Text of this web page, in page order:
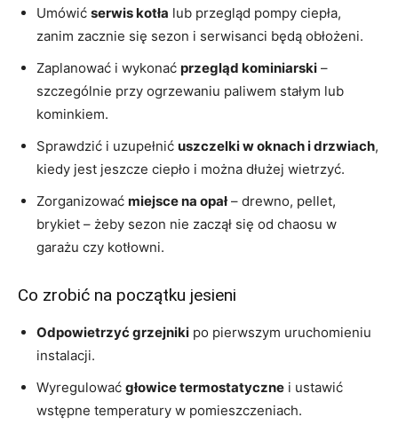
Umówić serwis kotła lub przegląd pompy ciepła,
zanim zacznie się sezon i serwisanci będą obłożeni.
Zaplanować i wykonać przegląd kominiarski –
szczególnie przy ogrzewaniu paliwem stałym lub
kominkiem.
Sprawdzić i uzupełnić uszczelki w oknach i drzwiach,
kiedy jest jeszcze ciepło i można dłużej wietrzyć.
Zorganizować miejsce na opał– drewno, pellet,
brykiet – żeby sezon nie zaczął się od chaosu w
garażu czy kotłowni.
Co zrobić na początku jesieni
Odpowietrzyć grzejniki po pierwszym uruchomieniu
instalacji.
Wyregulować głowice termostatyczne i ustawić
wstępne temperatury w pomieszczeniach.